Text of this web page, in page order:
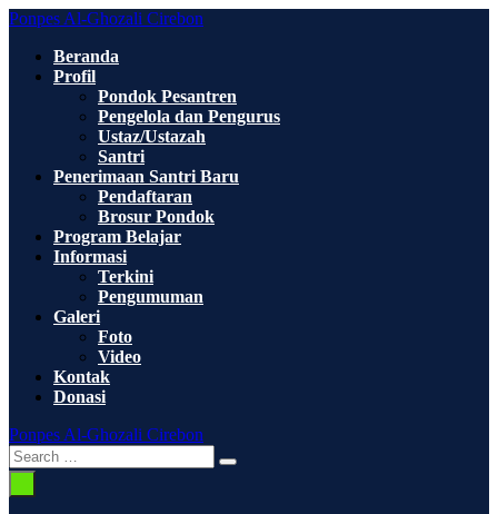
Skip
content
Ponpes Al-Ghozali Cirebon
Beranda
Profil
Pondok Pesantren
Pengelola dan Pengurus
Ustaz/Ustazah
Santri
Penerimaan Santri Baru
Pendaftaran
Brosur Pondok
Program Belajar
Informasi
Terkini
Pengumuman
Galeri
Foto
Video
Kontak
Donasi
Ponpes Al-Ghozali Cirebon
Search
Toggle
Search
for: